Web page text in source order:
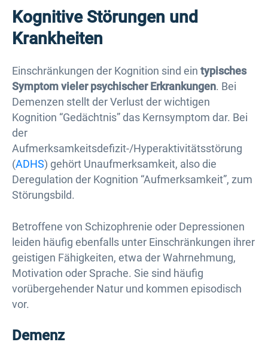
Kognitive Störungen und
Krankheiten
Einschränkungen der Kognition sind ein typisches
Symptom vieler psychischer Erkrankungen. Bei
Demenzen stellt der Verlust der wichtigen
Kognition “Gedächtnis” das Kernsymptom dar. Bei
der
Aufmerksamkeitsdefizit-/Hyperaktivitätsstörung
(ADHS) gehört Unaufmerksamkeit, also die
Deregulation der Kognition “Aufmerksamkeit”, zum
Störungsbild.
Betroffene von Schizophrenie oder Depressionen
leiden häufig ebenfalls unter Einschränkungen ihrer
geistigen Fähigkeiten, etwa der Wahrnehmung,
Motivation oder Sprache. Sie sind häufig
vorübergehender Natur und kommen episodisch
vor.
Demenz